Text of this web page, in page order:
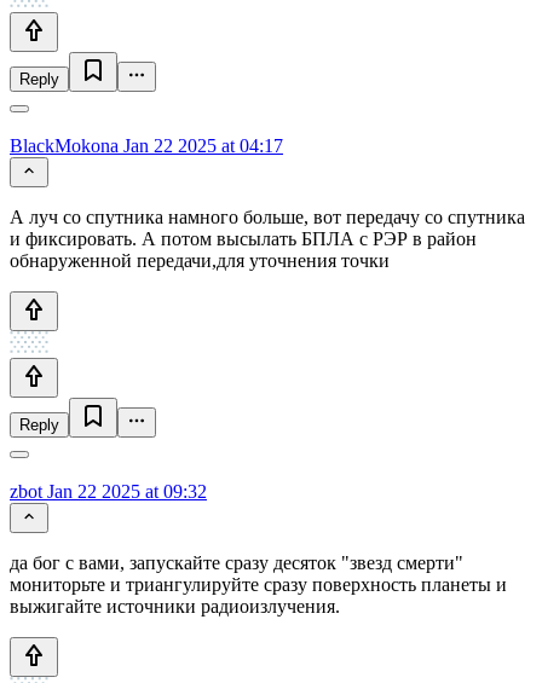
Reply
BlackMokona Jan 22 2025 at 04:17
А луч со спутника намного больше, вот передачу со спутника
и фиксировать. А потом высылать БПЛА с РЭР в район
обнаруженной передачи,для уточнения точки
Reply
zbot Jan 22 2025 at 09:32
да бог с вами, запускайте сразу десяток "звезд смерти"
мониторьте и триангулируйте сразу поверхность планеты и
выжигайте источники радиоизлучения.